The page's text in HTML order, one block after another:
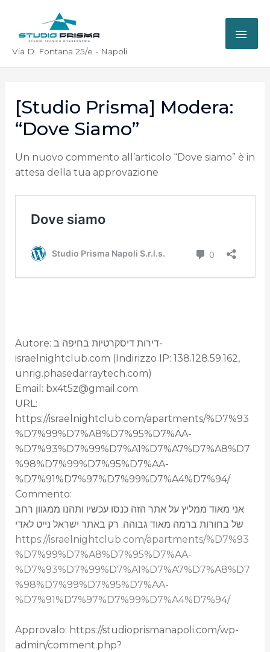
Via D. Fontana 25/e - Napoli
[Studio Prisma] Modera:
“Dove Siamo”
Un nuovo commento all’articolo “Dove siamo” è in
attesa della tua approvazione
Autore: דירות דיסקרטיות בחיפה ב-
israelnightclub.com (Indirizzo IP: 138.128.59.162,
unrig.phasedarraytech.com)
Email: bx4t5z@gmail.com
URL:
https://israelnightclub.com/apartments/%D7%93
%D7%99%D7%A8%D7%95%D7%AA-
%D7%93%D7%99%D7%A1%D7%A7%D7%A8%D7
%98%D7%99%D7%95%D7%AA-
%D7%91%D7%97%D7%99%D7%A4%D7%94/
Commento:
אני מאוד ממליץ על אתר הזה כנסו עכשיו ותהנו ממגוון רחב
של בחורות ברמה מאוד גבוהה. רק באתר ישראל נייט לאדי
https://israelnightclub.com/apartments/%D7%93
%D7%99%D7%A8%D7%95%D7%AA-
%D7%93%D7%99%D7%A1%D7%A7%D7%A8%D7
%98%D7%99%D7%95%D7%AA-
%D7%91%D7%97%D7%99%D7%A4%D7%94/
Approvalo: https://studioprismanapoli.com/wp-
admin/comment.php?